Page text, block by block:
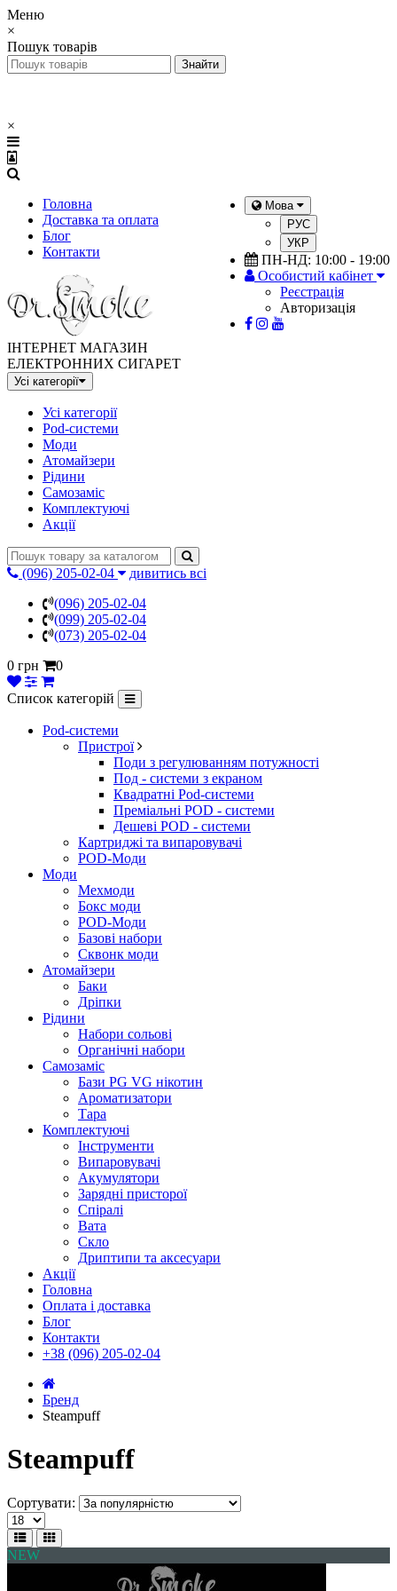
Меню
×
Пошук товарів
×
Головна
Доставка та оплата
Блог
Контакти
Мова
РУС
УКР
ПН-НД: 10:00 - 19:00
Особистий кабінет
Реєстрація
Авторизація
ІНТЕРНЕТ МАГАЗИН
ЕЛЕКТРОННИХ СИГАРЕТ
Усі категорії
Усі категорії
Pod-системи
Моди
Атомайзери
Рідини
Самозаміс
Комплектуючі
Акції
(096) 205-02-04
дивитись всі
(096) 205-02-04
(099) 205-02-04
(073) 205-02-04
0 грн
0
Список категорій
Pod-системи
Пристрої
Поди з регулюванням потужності
Под - системи з екраном
Квадратні Pod-системи
Преміальні POD - системи
Дешеві POD - системи
Картриджі та випаровувачі
POD-Моди
Моди
Мехмоди
Бокс моди
POD-Моди
Базові набори
Сквонк моди
Атомайзери
Баки
Дріпки
Рідини
Набори сольові
Органічні набори
Самозаміс
Бази PG VG нікотин
Ароматизатори
Тара
Комплектуючі
Інструменти
Випаровувачі
Акумулятори
Зарядні присторої
Спіралі
Вата
Скло
Дриптипи та аксесуари
Акції
Головна
Оплата і доставка
Блог
Контакти
+38 (096) 205-02-04
Бренд
Steampuff
Steampuff
Сортувати:
NEW